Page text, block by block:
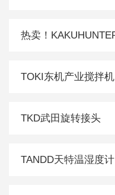
TOKI东机产业搅拌机
TKD武田旋转接头
TANDD天特温湿度计